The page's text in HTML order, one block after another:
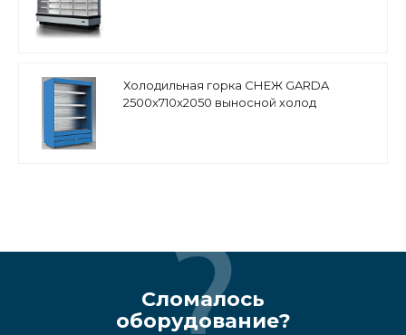
Холодильная горка СНЕЖ GARDA
2500x710x2050 выносной холод
Сломалось
оборудование?